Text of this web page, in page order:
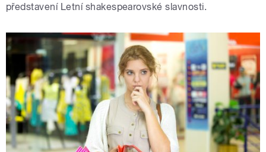
představení Letní shakespearovské slavnosti.